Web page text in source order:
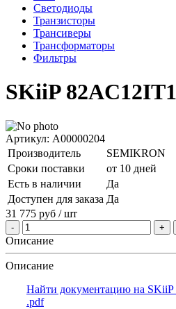
Светодиоды
Транзисторы
Трансиверы
Трансформаторы
Фильтры
SKiiP
Артикул: A00000204
Производитель
SEMIKRON
Сроки поставки
от 10 дней
Есть в наличии
Да
Доступен для заказа Да
31 775 руб / шт
Описание
Описание
Найти документацию на
.pdf